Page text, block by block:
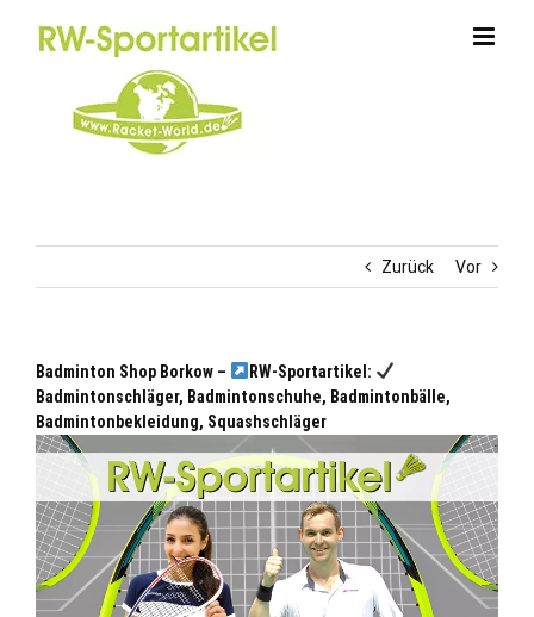
Zurück Vor
Badminton Shop Borkow –
RW-Sportartikel:
Badmintonschläger, Badmintonschuhe, Badmintonbälle,
Badmintonbekleidung, Squashschläger